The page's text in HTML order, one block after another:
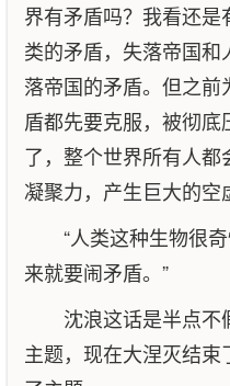
界有矛盾吗？我看还
类的矛盾，失落帝国
落帝国的矛盾。但之
盾都先要克服，被彻
了，整个世界所有人
凝聚力，产生巨大的空
“人类这种生物很
来就要闹矛盾。”
沈浪这话是半点不
主题，现在大涅灭结